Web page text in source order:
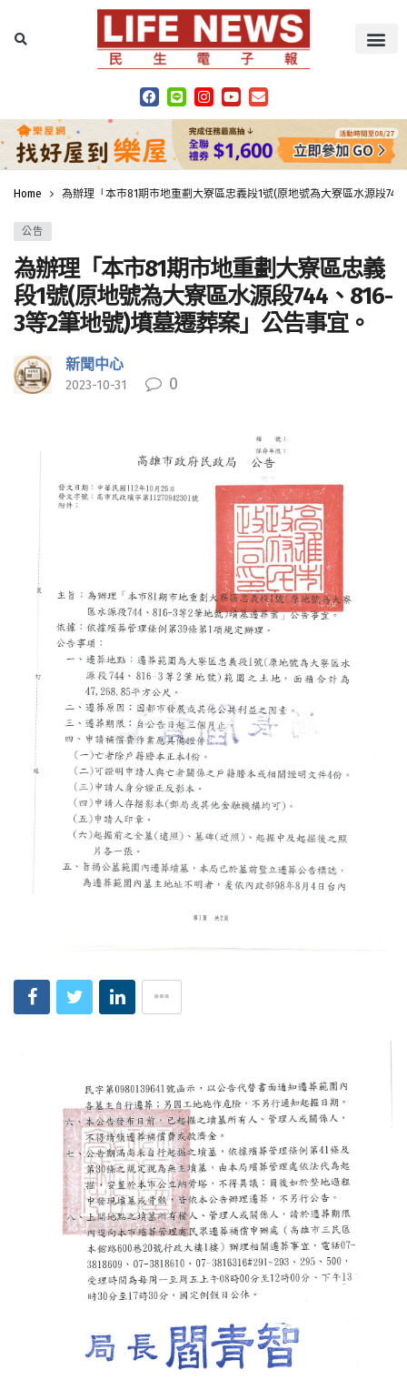
Home 為辦理「本市81期市地重劃大寮區忠義段1號(原地號為大寮區水源段
公告
為辦理「本市81期市地重劃大寮區忠義
段1號(原地號為大寮區水源段744、816-
3等2筆地號)墳墓遷葬案」公告事宜。
新聞中心
2023-10-31 0